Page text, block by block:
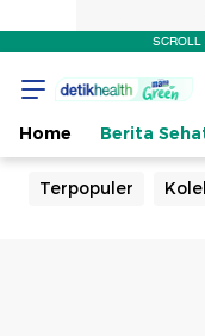
SCROLL
Home Berita
Terpopuler